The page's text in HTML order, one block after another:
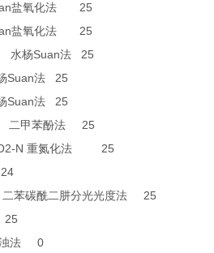
盐氧化法 25
盐氧化法 25
水杨Suan法 25
Suan法 25
Suan法 25
二甲苯酚法 25
N 重氮化法 25
二苯碳酰二肼分光光度法 25
法 0